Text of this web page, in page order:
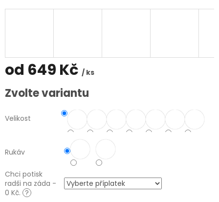
od 649 Kč / ks
Měrná
cena:
Zvolte variantu
Velikost
Rukáv
Chci potisk
radši na záda -
0 Kč. ?